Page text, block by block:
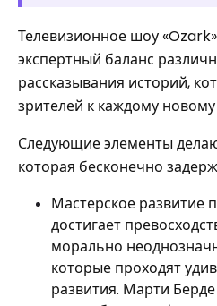
Телевизионное шоу
экспертный баланс
рассказывания историй,
зрителей к каждому новому
Следующие элементы
которая бесконечно
Мастерское развитие
достигает
морально
которые проходят
развития. Марти